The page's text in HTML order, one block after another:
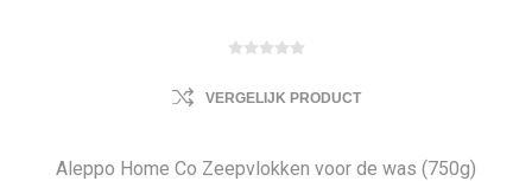
VERGELIJK PRODUCT
Aleppo Home Co Zeepvlokken voor de was (750g)